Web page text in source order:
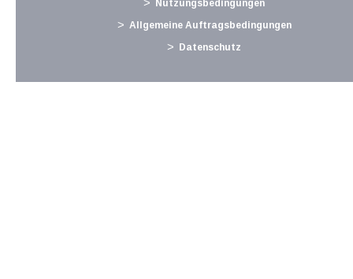
empfehlen drucken
Nutzungsbedingungen
Allgemeine Auftragsbedingungen
Datenschutz